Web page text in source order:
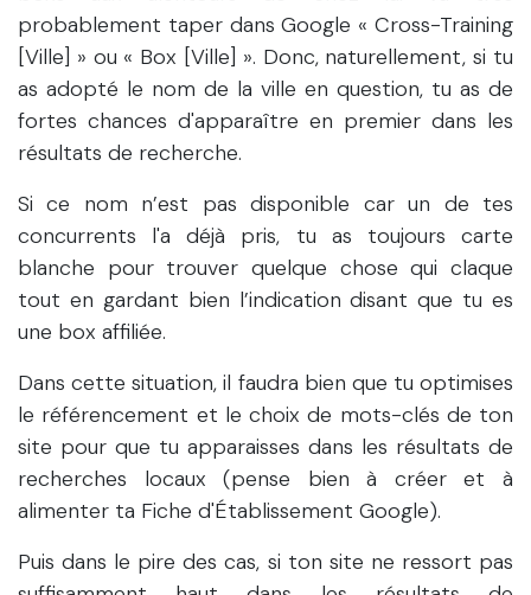
probablement taper dans Google « Cross-Training
[Ville] » ou « Box [Ville] ». Donc, naturellement, si tu
as adopté le nom de la ville en question, tu as de
fortes chances d'apparaître en premier dans les
résultats de recherche.
Si ce nom n’est pas disponible car un de tes
concurrents l'a déjà pris, tu as toujours carte
blanche pour trouver quelque chose qui claque
tout en gardant bien l’indication disant que tu es
une box affiliée.
Dans cette situation, il faudra bien que tu optimises
le référencement et le choix de mots-clés de ton
site pour que tu apparaisses dans les résultats de
recherches locaux (pense bien à créer et à
alimenter ta Fiche d'Établissement Google).
Puis dans le pire des cas, si ton site ne ressort pas